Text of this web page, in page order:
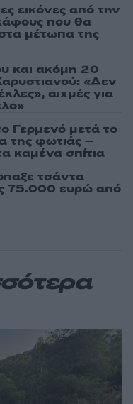
εικόνες από την
που θα
στα μέτωπα της
και ακόμη 20
«Δεν
αιχμές για
Γερμενό μετά το
της φωτιάς –
καμένα σπίτια
τσάντα
75.000 ευρώ από